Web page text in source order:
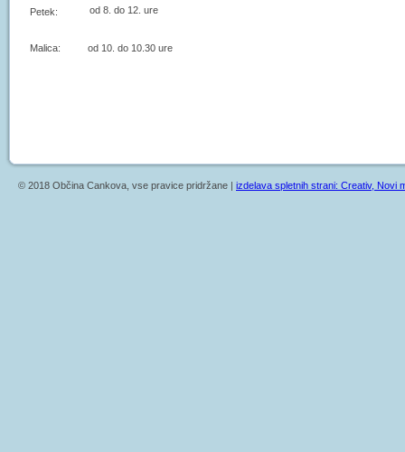
Petek: od 8. do 12. ure
Malica: od 10. do 10.30 ure
© 2018 Občina Cankova, vse pravice pridržane | izdelava spletnih strani: Creativ, Novi